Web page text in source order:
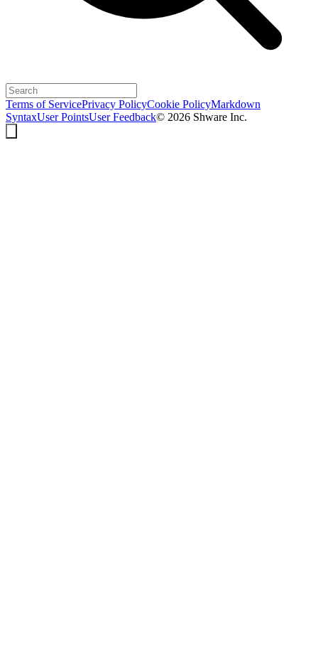
Terms of ServicePrivacy PolicyCookie PolicyMarkdown
SyntaxUser PointsUser Feedback© 2026 Shware Inc.